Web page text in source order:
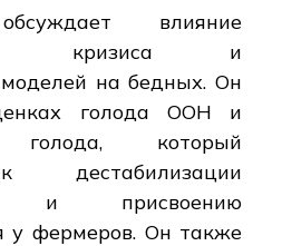
влияние
кризиса и
на бедных. Он
голода ООН и
голода, который
дестабилизации
и присвоению
у фермеров. Он также